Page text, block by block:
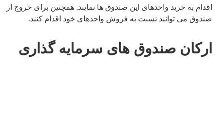
اقدام به خرید واحدهای این صندوق ها نمایند. همچنین برای خروج از
صندوق می توانند نسبت به فروش واحدهای خود اقدام کنند.
ارکان صندوق های سرمایه گذاری